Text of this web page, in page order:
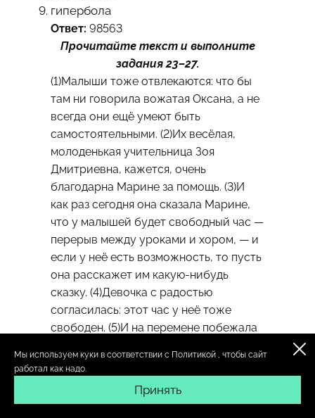
Мы используем куки в соответствии с Политикой , чтобы сайт
работал как надо.
Принять
гипербола
Ответ: 98563
Прочитайте текст и выполните
задания 23–27.
(1)Малыши тоже отвлекаются: что бы
там ни говорила вожатая Оксана, а не
всегда они ещё умеют быть
самостоятельными. (2)Их весёлая,
молоденькая учительница Зоя
Дмитриевна, кажется, очень
благодарна Марине за помощь. (3)И
как раз сегодня она сказала Марине,
что у малышей будет свободный час —
перерыв между уроками и хором, — и
если у неё есть возможность, то пусть
она расскажет им какую-нибудь
сказку. (4)Девочка с радостью
согласилась: этот час у неё тоже
свободен. (5)И на перемене побежала
(6)Библиотекарь Нина Павловна
покровительствовала Марине: она
любила тех, кто много и с увлечением